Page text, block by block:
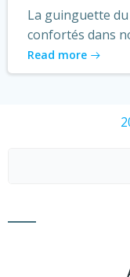
La guinguette
confortés dans
Read more